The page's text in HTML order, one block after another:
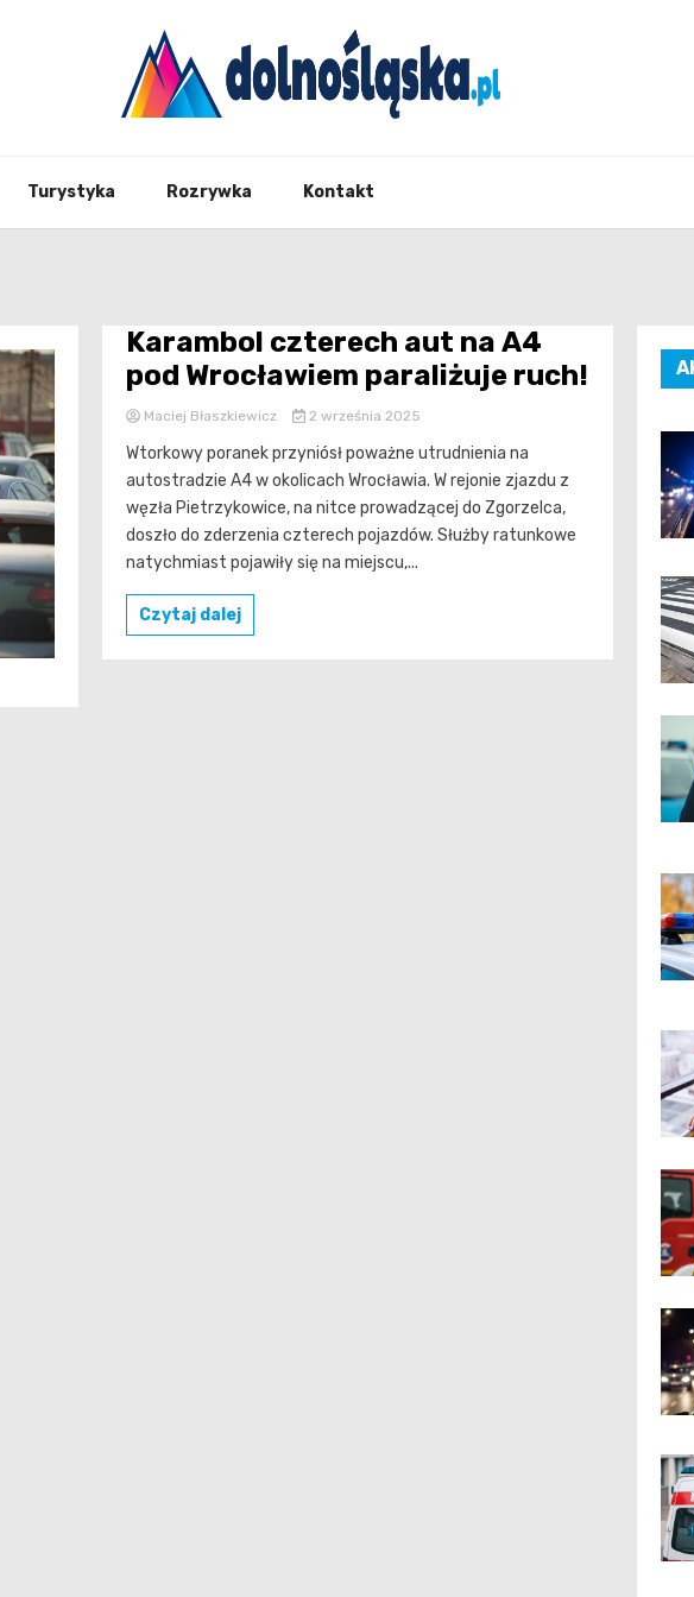
Turystyka Rozrywka Kontakt
Karambol czterech aut na A4
pod Wrocławiem paraliżuje ruch!
Maciej Błaszkiewicz 2 września 2025
Wtorkowy poranek przyniósł poważne utrudnienia na
autostradzie A4 w okolicach Wrocławia. W rejonie zjazdu z
węzła Pietrzykowice, na nitce prowadzącej do Zgorzelca,
doszło do zderzenia czterech pojazdów. Służby ratunkowe
natychmiast pojawiły się na miejscu,...
Czytaj dalej